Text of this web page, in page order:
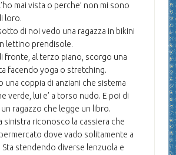
mai vista o perche’ non mi sono
loro.
di noi vedo una ragazza in bikini
lettino prendisole.
fronte, al terzo piano, scorgo una
facendo yoga o stretching.
una coppia di anziani che sistema
verde, lui e’ a torso nudo. E poi di
ragazzo che legge un libro.
sinistra riconosco la cassiera che
dove vado solitamente a
Sta stendendo diverse lenzuola e